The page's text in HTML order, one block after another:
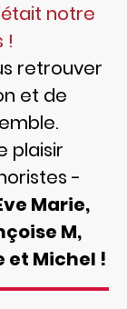
notre
!
retrouver
et de
plaisir
-
Marie,
M,
et Michel !